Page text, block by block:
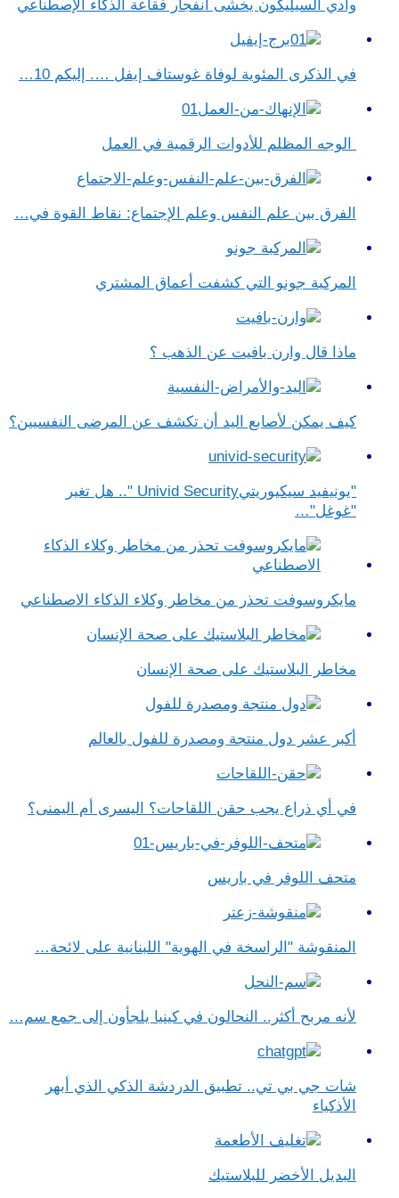
وادي السيليكون يخشى انفجار فقاعة الذكاء الإصطناعي
في الذكرى المئوية لوفاة غوستاف إيفل …. إليكم 10…
الوجه المظلم للأدوات الرقمية في العمل
الفرق بين علم النفس وعلم الإجتماع​: نقاط القوة في…
المركبة جونو التي كشفت أعماق المشتري
ماذا قال وارن بافيت عن الذهب ؟
كيف يمكن لأصابع اليد أن تكشف عن المرضى النفسيين؟
"يونيفيد سيكيوريتيUnivid Security ".. هل تغير
"غوغل"…
مايكروسوفت تحذر من مخاطر وكلاء الذكاء الاصطناعي
مخاطر البلاستيك على صحة الإنسان
أكبر عشر دول منتجة ومصدرة للفول بالعالم
في أي ذراع يجب حقن اللقاحات؟ اليسرى أم اليمنى؟
متحف اللوفر في باريس
المنقوشة "الراسخة في الهوية" اللبنانية على لائحة…
لأنه مربح أكثر.. النحالون في كينيا يلجأون إلى جمع سم…
شات جي بي تي.. تطبيق الدردشة الذكي الذي أبهر
الأذكياء
البديل الأخضر للبلاستيك